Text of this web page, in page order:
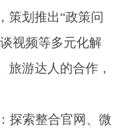
策划推出“政策问
视频等多元化解
旅游达人的合作，
探索整合官网、微